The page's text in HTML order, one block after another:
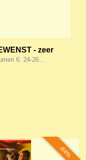
- zeer
6: 24-26…
-84%